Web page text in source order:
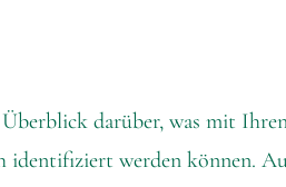
darüber, was mit
identifiziert werden können.